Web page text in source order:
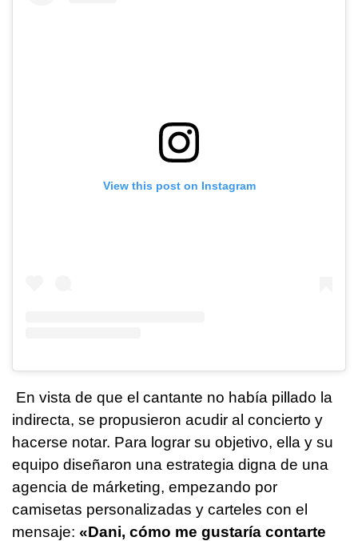
View this post on Instagram
En vista de que el cantante no había pillado la
indirecta, se propusieron acudir al concierto y
hacerse notar. Para lograr su objetivo, ella y su
equipo diseñaron una estrategia digna de una
agencia de márketing, empezando por
camisetas personalizadas y carteles con el
mensaje: «Dani, cómo me gustaría contarte